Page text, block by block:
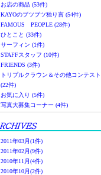
お店の商品 (53件)
KAYOのブツブツ独り言 (54件)
FAMOUS PEOPLE (28件)
ひとこと (33件)
サーフィン (1件)
STAFFスタッフ (10件)
FRIENDS (3件)
トリプルクラウン＆その他コンテスト
(22件)
お気に入り (5件)
写真大募集コーナー (4件)
2011年03月(1件)
2011年02月(9件)
2010年11月(4件)
2010年10月(2件)